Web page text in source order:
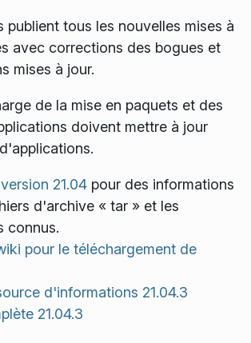
publient tous les nouvelles mises à
avec corrections des bogues et
mises à jour.
de la mise en paquets et des
doivent mettre à jour
21.04 pour des informations
d'archive « tar » et les
connus.
pour le téléchargement de
d'informations 21.04.3
21.04.3